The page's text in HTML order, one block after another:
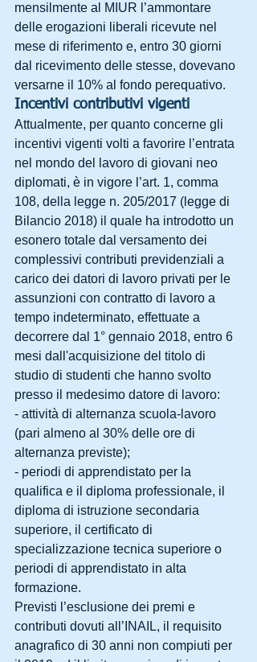
mensilmente al MIUR l’ammontare
delle erogazioni liberali ricevute nel
mese di riferimento e, entro 30 giorni
dal ricevimento delle stesse, dovevano
versarne il 10% al fondo perequativo.
Incentivi contributivi vigenti
Attualmente, per quanto concerne gli
incentivi vigenti volti a favorire l’entrata
nel mondo del lavoro di giovani neo
diplomati, è in vigore l’art. 1, comma
108, della legge n. 205/2017 (legge di
Bilancio 2018) il quale ha introdotto un
esonero totale dal versamento dei
complessivi contributi previdenziali a
carico dei datori di lavoro privati per le
assunzioni con contratto di lavoro a
tempo indeterminato, effettuate a
decorrere dal 1° gennaio 2018, entro 6
mesi dall'acquisizione del titolo di
studio di studenti che hanno svolto
presso il medesimo datore di lavoro:
- attività di alternanza scuola-lavoro
(pari almeno al 30% delle ore di
alternanza previste);
- periodi di apprendistato per la
qualifica e il diploma professionale, il
diploma di istruzione secondaria
superiore, il certificato di
specializzazione tecnica superiore o
periodi di apprendistato in alta
formazione.
Previsti l’esclusione dei premi e
contributi dovuti all’INAIL, il requisito
anagrafico di 30 anni non compiuti per